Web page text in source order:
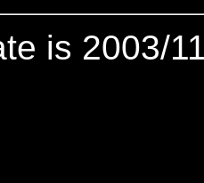
is 2003/